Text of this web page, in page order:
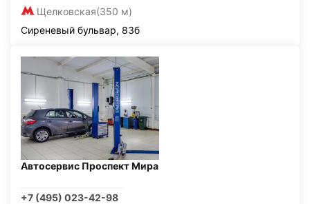
Щелковская(350 м)
Сиреневый бульвар, 83б
Автосервис Проспект Мира
+7 (495) 023-42-98